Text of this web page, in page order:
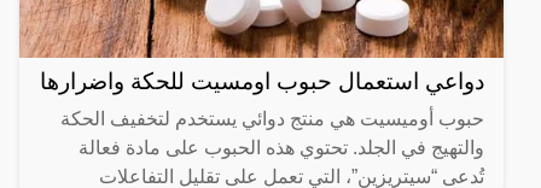
دواعي استعمال حبوب اومسيت للحكة واضرارها
حبوب أوميسيت هي منتج دوائي يستخدم لتخفيف الحكة
والتهيج في الجلد. تحتوي هذه الحبوب على مادة فعالة
تُدعى “سيتريزين”، التي تعمل على تقليل التفاعلات